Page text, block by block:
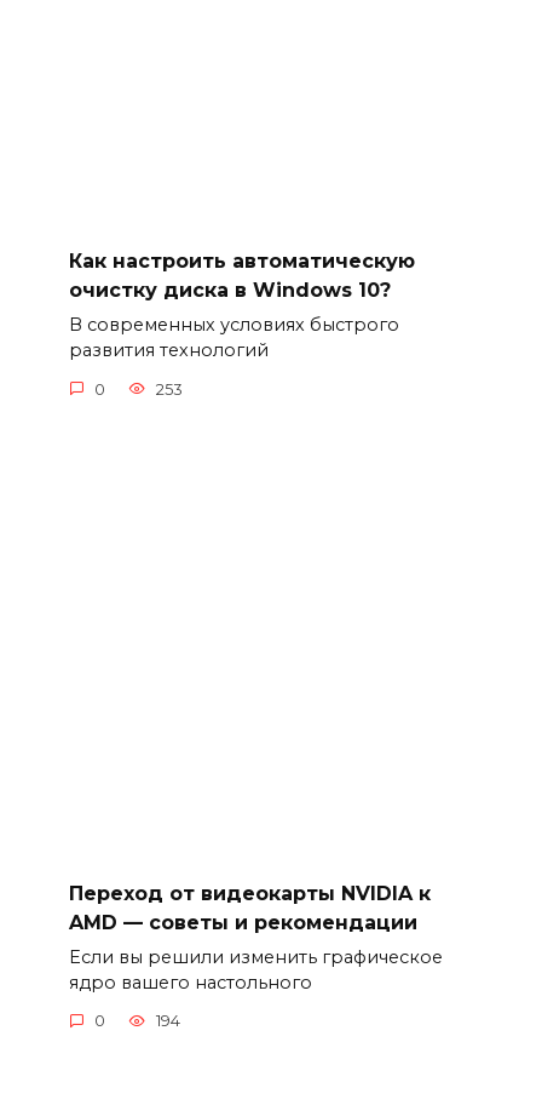
Как настроить автоматическую
очистку диска в Windows 10?
В современных условиях быстрого
развития технологий
0 253
Переход от видеокарты NVIDIA к
AMD — советы и рекомендации
Если вы решили изменить графическое
ядро вашего настольного
0 194